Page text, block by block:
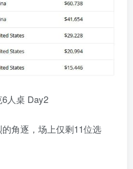
人桌 Day2
角逐，场上仅剩11位选